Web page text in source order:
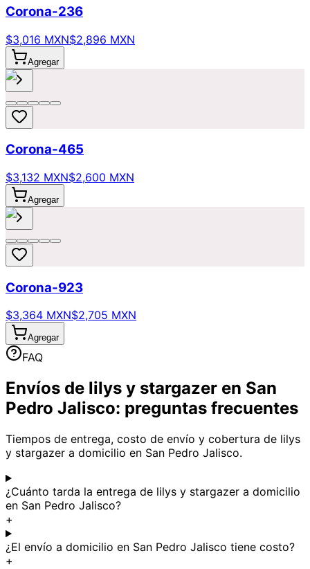
Corona-236
$3,016 MXN$2,896 MXN
Agregar
Corona-465
$3,132 MXN$2,600 MXN
Agregar
Corona-923
$3,364 MXN$2,705 MXN
Agregar
FAQ
Envíos de lilys y stargazer en San
Pedro Jalisco: preguntas frecuentes
Tiempos de entrega, costo de envío y cobertura de lilys
y stargazer a domicilio en San Pedro Jalisco.
¿Cuánto tarda la entrega de lilys y stargazer a domicilio
en San Pedro Jalisco?
+
¿El envío a domicilio en San Pedro Jalisco tiene costo?
+